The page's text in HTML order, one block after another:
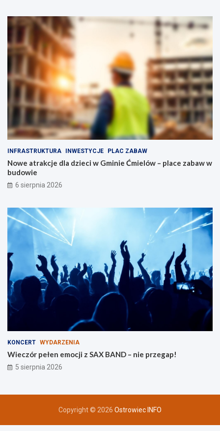
o
e
ł
e
a
r
a
c
j
d
l
a
r
z
i
n
o
o
d
b
n
m
n
p
ę
z
i
e
INFRASTRUKTURA INWESTYCJE PLAC ZABAW
Nowe atrakcje dla dzieci w Gminie Ćmielów – place zabaw w
budowie
6 sierpnia 2026
KONCERT WYDARZENIA
Wieczór pełen emocji z SAX BAND – nie przegap!
5 sierpnia 2026
Copyright © 2026 Ostrowiec INFO